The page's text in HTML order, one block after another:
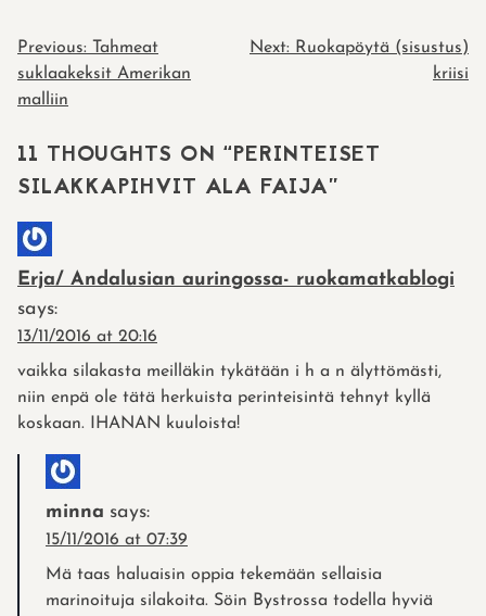
POST
NAVIGATION
Previous:
Tahmeat
suklaakeksit Amerikan
malliin
Next: Ruokapöytä (sisustus)
kriisi
11 THOUGHTS ON “PERINTEISET
SILAKKAPIHVIT ALA FAIJA”
Erja/ Andalusian auringossa- ruokamatkablogi
says:
13/11/2016 at 20:16
vaikka silakasta meilläkin tykätään i h a n älyttömästi,
niin enpä ole tätä herkuista perinteisintä tehnyt kyllä
koskaan. IHANAN kuuloista!
minna says:
15/11/2016 at 07:39
Mä taas haluaisin oppia tekemään sellaisia
marinoituja silakoita. Söin Bystrossa todella hyviä